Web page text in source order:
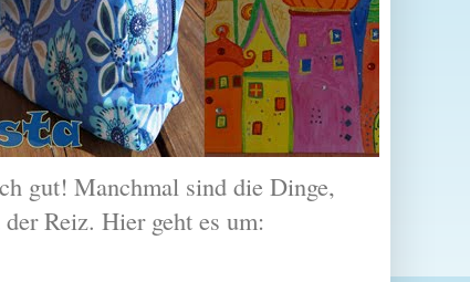
gut! Manchmal sind die Dinge,
Reiz. Hier geht es um: